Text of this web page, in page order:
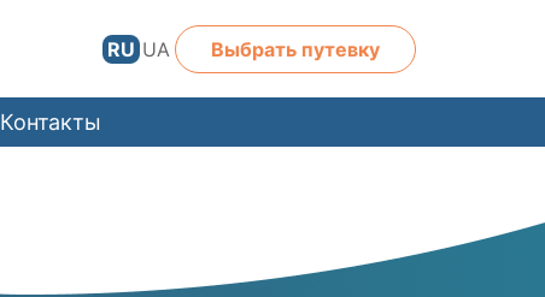
RU UA Выбрать путевку
Контакты